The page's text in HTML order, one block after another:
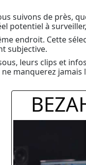
suivons de près,
potentiel à
endroit. Cette
subjective.
leurs clips et
manquerez